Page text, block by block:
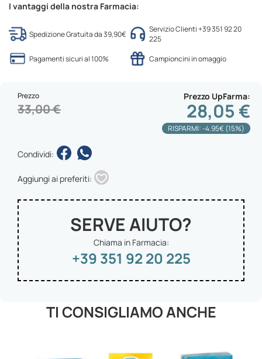
I vantaggi della nostra Farmacia:
Spedizione Gratuita da 39,90€
Servizio Clienti +39 351 92 20
225
Pagamenti sicuri al 100%
Campioncini in omaggio
Prezzo UpFarma
28,05 €
Prezzo
33,00 €
RISPARMI: -4.95€ (15%)
Condividi:
Aggiungi ai preferiti:
SERVE AIUTO?
Chiama in Farmacia:
+39 351 92 20 225
TI CONSIGLIAMO ANCHE